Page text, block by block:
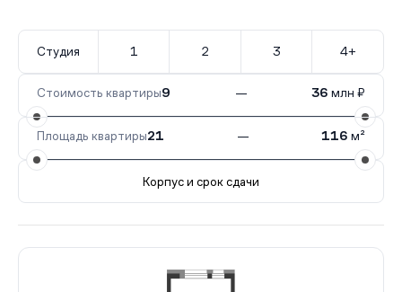
Студия 1 2 3 4+
Стоимость квартиры9 — 36 млн ₽
Площадь квартиры21 — 116 м²
Корпус и срок сдачи
6 (фаза 11)281 кв.